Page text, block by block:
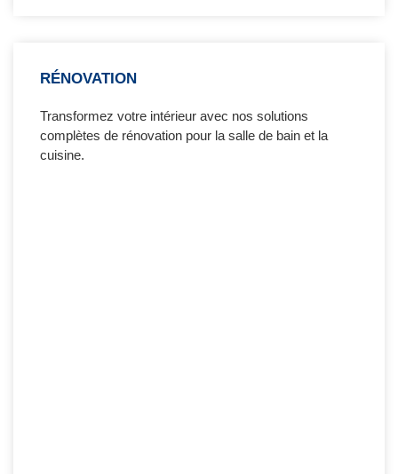
RÉNOVATION
Transformez votre intérieur avec nos solutions
complètes de rénovation pour la salle de bain et la
cuisine.